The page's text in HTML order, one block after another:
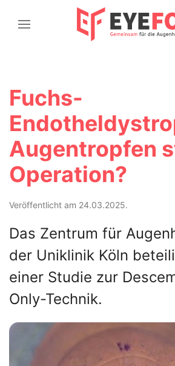
Fuchs-
Augentropfen
Operation?
Veröffentlicht am 24.03.2025.
Das Zentrum für
der Uniklinik Köln
einer Studie zur
Only-Technik.